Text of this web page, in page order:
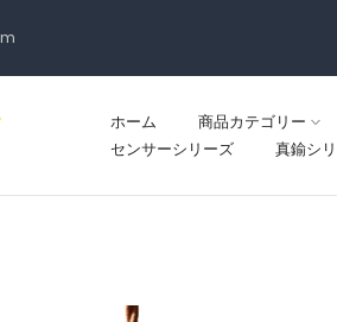
ホーム 商品カテゴリー
センサーシリーズ
真鍮シ